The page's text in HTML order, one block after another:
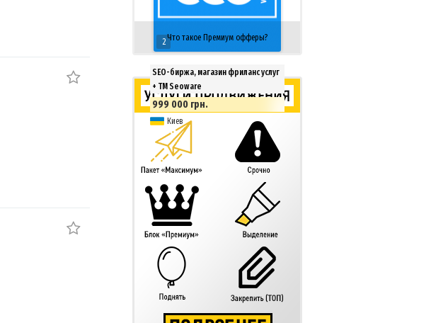
2
SEO-биржа, магазин фриланс услуг
+ ТМ Seoware
999 000 грн.
Киев
Что такое Премиум офферы?